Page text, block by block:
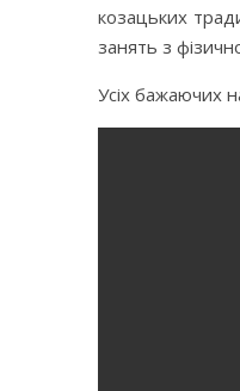
козацьких
занять з
Усіх бажаючих